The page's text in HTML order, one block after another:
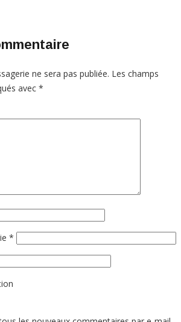
ne sera pas publiée. Les champs
avec *
*